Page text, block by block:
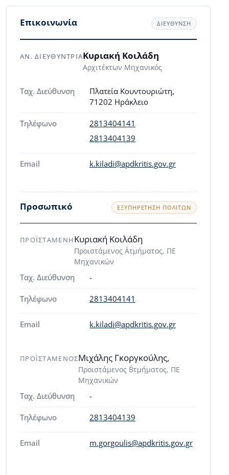
Επικοινωνία ΔΙΕΥΘΥΝΣΗ
ΑΝ. ΔΙΕΥΘΥΝΤΡΙΑΚυριακή Κοιλάδη
Αρχιτέκτων Μηχανικός
Ταχ. Διεύθυνση
Πλατεία Κουντουριώτη,
71202 Ηράκλειο
Τηλέφωνο
2813404141
2813404139
Email k.kiladi@apdkritis.gov.gr
Προσωπικό ΕΞΥΠΗΡΈΤΗΣΗ ΠΟΛΙΤΏΝ
ΠΡΟΪΣΤΑΜΕΝΗΚυριακή Κοιλάδη
Προιστάμενος Α΄τμήματος, ΠΕ
Μηχανικών
Ταχ. Διεύθυνση
-
Τηλέφωνο 2813404141
Email k.kiladi@apdkritis.gov.gr
ΠΡΟΪΣΤΑΜΕΝΟΣΜιχάλης Γκοργκούλης,
Προιστάμενος Β΄τμήματος, ΠΕ
Μηχανικών
Ταχ. Διεύθυνση
-
Τηλέφωνο 2813404139
Email m.gorgoulis@apdkritis.gov.gr